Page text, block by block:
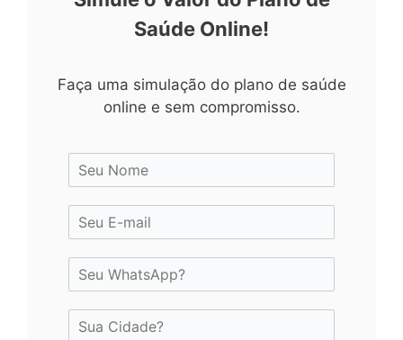
Saúde Online!
Faça uma simulação do plano de saúde
online e sem compromisso.